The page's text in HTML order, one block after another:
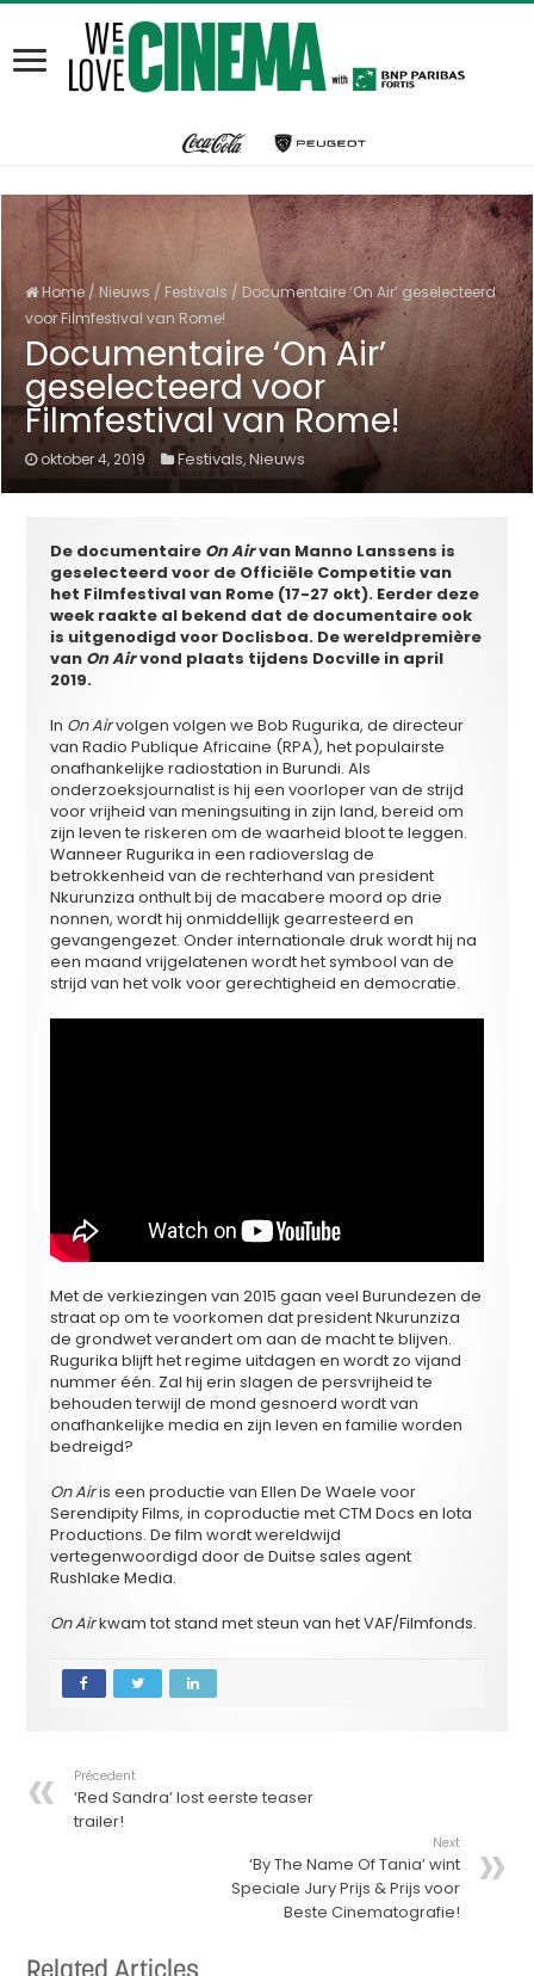
Home / Nieuws / Festivals / Documentaire ‘On Air’ geselecteerd
voor Filmfestival van Rome!
Documentaire ‘On Air’
geselecteerd voor
Filmfestival van Rome!
oktober 4, 2019 Festivals,Nieuws
De documentaire On Airvan Manno Lanssens is
geselecteerd voor de Officiële Competitie van
het Filmfestival van Rome (17-27 okt). Eerder deze
week raakte al bekend dat de documentaire ook
is uitgenodigd voor Doclisboa. De wereldpremière
van On Airvond plaats tijdens Docville in april
2019.
In On Airvolgen volgen we Bob Rugurika, de directeur
van Radio Publique Africaine (RPA), het populairste
onafhankelijke radiostation in Burundi. Als
onderzoeksjournalist is hij een voorloper van de strijd
voor vrijheid van meningsuiting in zijn land, bereid om
zijn leven te riskeren om de waarheid bloot te leggen.
Wanneer Rugurika in een radioverslag de
betrokkenheid van de rechterhand van president
Nkurunziza onthult bij de macabere moord op drie
nonnen, wordt hij onmiddellijk gearresteerd en
gevangengezet. Onder internationale druk wordt hij na
een maand vrijgelatenen wordt het symbool van de
strijd van het volk voor gerechtigheid en democratie.
Met de verkiezingen van 2015 gaan veel Burundezen de
straat op om te voorkomen dat president Nkurunziza
de grondwet verandert om aan de macht te blijven.
Rugurika blijft het regime uitdagen en wordt zo vijand
nummer één. Zal hij erin slagen de persvrijheid te
behouden terwijl de mond gesnoerd wordt van
onafhankelijke media en zijn leven en familie worden
bedreigd?
On Airis een productie van Ellen De Waele voor
Serendipity Films, in coproductie met CTM Docs en Iota
Productions. De film wordt wereldwijd
vertegenwoordigd door de Duitse sales agent
Rushlake Media.
On Airkwam tot stand met steun van het VAF/Filmfonds.
Précedent
‘Red Sandra’ lost eerste teaser
trailer!
Next
‘By The Name Of Tania’ wint
Speciale Jury Prijs & Prijs voor
Beste Cinematografie!
Related Articles